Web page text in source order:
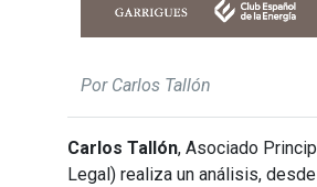
Por Carlos Tallón
Carlos Tallón, Asociado
Legal) realiza un análisis,